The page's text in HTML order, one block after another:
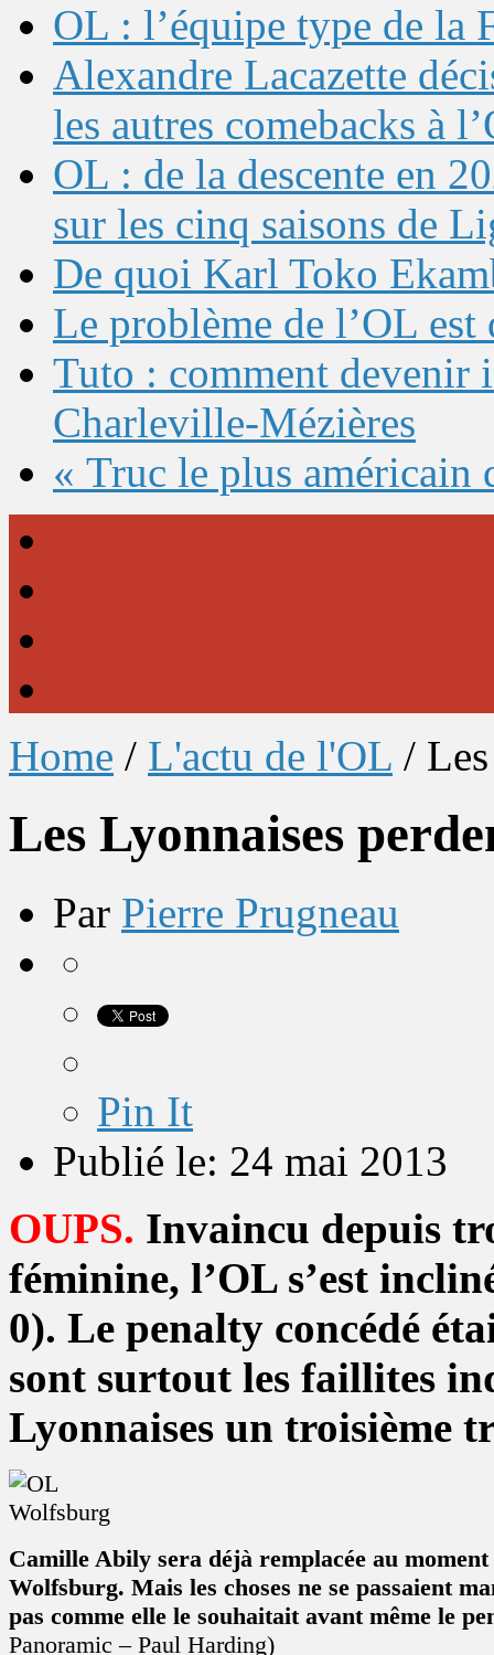
OL : l’équipe type de la
Alexandre Lacazette
les autres comebacks à
OL : de la descente en
sur les cinq saisons de
De quoi Karl Toko
Le problème de l’OL
Tuto : comment devenir
Charleville-Mézières
« Truc le plus américain
Home / L'actu de l'OL /
Les Lyonnaises
Par Pierre Prugneau
Pin It
Publié le: 24 mai 2013
OUPS. Invaincu depuis
féminine, l’OL s’est
0). Le penalty concédé
sont surtout les faillites
Lyonnaises un troisième
Camille Abily sera déjà remplacée au
Wolfsburg. Mais les choses ne se passaient
pas comme elle le souhaitait avant même le
Panoramic – Paul Harding)